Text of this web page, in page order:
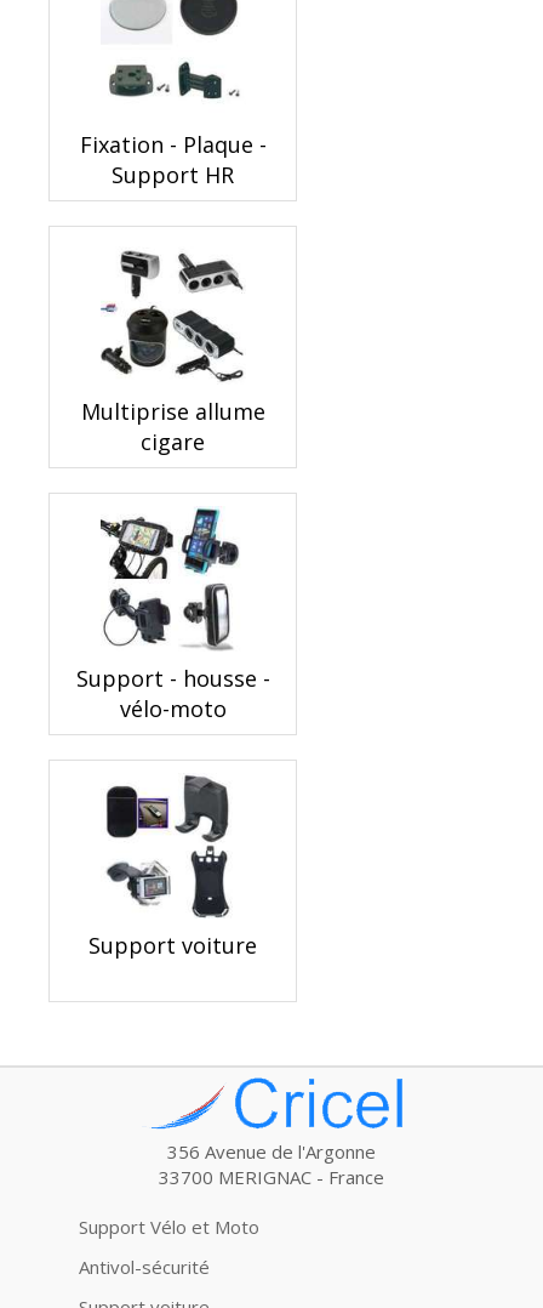
Fixation - Plaque -
Support HR
Multiprise allume
cigare
Support - housse -
vélo-moto
Support voiture
356 Avenue de l'Argonne
33700 MERIGNAC - France
Support Vélo et Moto
Antivol-sécurité